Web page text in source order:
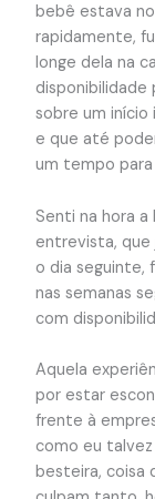
bebê estava
rapidamente,
longe dela na
disponibilidade
sobre um
e que até
um tempo para
Senti na hora
entrevista,
o dia seguinte,
nas semanas
com
Aquela
por estar
frente à
como eu
besteira, coisa